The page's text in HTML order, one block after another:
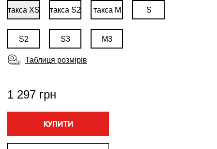
такса XS такса S2 такса M S
S2 S3 M3
Таблиця розмірів
1 297 грн
КУПИТИ